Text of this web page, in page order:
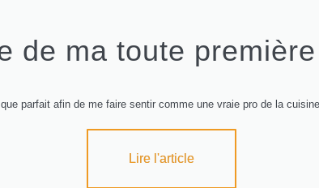
de ma toute
parfait afin de me faire sentir comme une vraie pro de la
Lire l'article